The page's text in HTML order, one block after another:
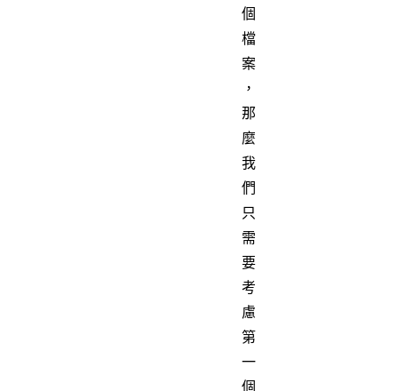
個
檔
案
，
那
麼
我
們
只
需
要
考
慮
第
一
個